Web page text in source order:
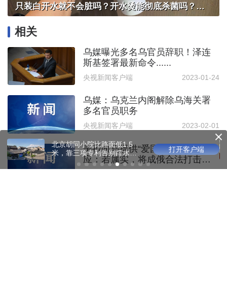
只装白开水就不会脏吗？开水烫能彻底杀菌吗？感控专家详解“吸管杯”藏菌真相｜都视频·热观察
相关
乌媒曝光多名乌官员辞职！泽连
斯基签署最新命令......
央视新闻客户端 2023-01-24
乌媒：乌克兰内阁解除乌海关署
多名官员职务
央视新闻客户端 2023-02-01
美拟向乌提供“爱国者”导弹，俄回
应：若属实，将成俄合法打击目
标！
北京胡同小院比路面低1.5
米，靠三项专利告别蹚水回
家
打开客户端